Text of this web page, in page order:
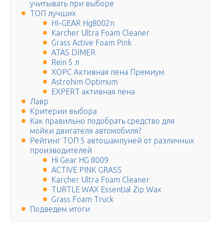
учитывать при выборе
ТОП лучших
HI-GEAR Hg8002n
Karcher Ultra Foam Cleaner
Grass Active Foam Pink
ATAS DIMER
Rein 5 л
ХОРС Активная пена Премиум
Astrohim Optimum
EXPERT активная пена
Лавр
Критерии выбора
Как правильно подобрать средство для
мойки двигателя автомобиля?
Рейтинг ТОП 5 автошампуней от различных
производителей
Hi Gear HG 8009
ACTIVE PINK GRASS
Karcher Ultra Foam Cleaner
TURTLE WAX Essential Zip Wax
Grass Foam Truck
Подведем итоги